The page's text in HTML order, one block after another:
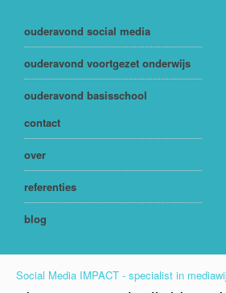
ouderavond social media
ouderavond voortgezet onderwijs
ouderavond basisschool
contact
over
referenties
blog
Social Media IMPACT - specialist in